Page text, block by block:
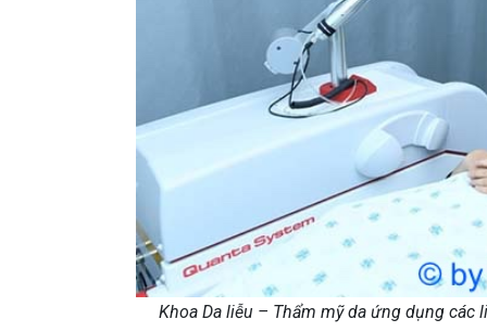
Khoa Da liễu – Thẩm mỹ da ứng dụng